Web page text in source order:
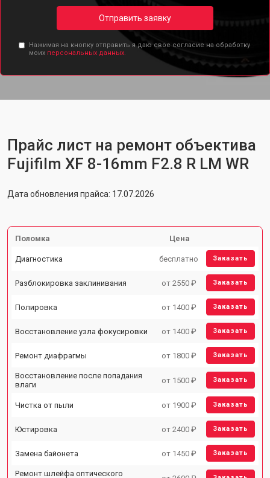
Отправить заявку
Нажимая на кнопку отправить я даю свое согласие на обработку
моих персональных данных.
Прайс лист на ремонт объектива
Fujifilm XF 8-16mm F2.8 R LM WR
Дата обновления прайса: 17.07.2026
Поломка Цена
Диагностика бесплатно Заказать
Разблокировка заклинивания от 2550 ₽ Заказать
Полировка от 1400 ₽ Заказать
Восстановление узла фокусировки от 1400 ₽ Заказать
Ремонт диафрагмы от 1800 ₽ Заказать
Восстановление после попадания
влаги
от 1500 ₽ Заказать
Чистка от пыли от 1900 ₽ Заказать
Юстировка от 2400 ₽ Заказать
Замена байонета от 1450 ₽ Заказать
Ремонт шлейфа оптического